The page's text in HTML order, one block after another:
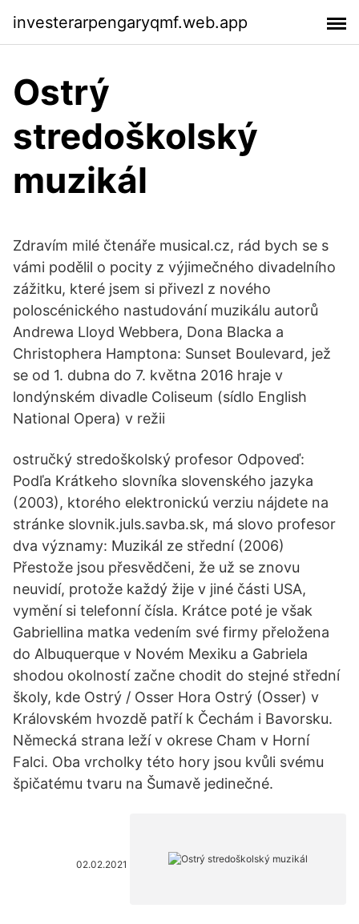
investerarpengaryqmf.web.app
Ostrý
stredoškolský
muzikál
Zdravím milé čtenáře musical.cz, rád bych se s
vámi podělil o pocity z výjimečného divadelního
zážitku, které jsem si přivezl z nového
poloscénického nastudování muzikálu autorů
Andrewa Lloyd Webbera, Dona Blacka a
Christophera Hamptona: Sunset Boulevard, jež
se od 1. dubna do 7. května 2016 hraje v
londýnském divadle Coliseum (sídlo English
National Opera) v režii
ostručký stredoškolský profesor Odpoveď:
Podľa Krátkeho slovníka slovenského jazyka
(2003), ktorého elektronickú verziu nájdete na
stránke slovnik.juls.savba.sk, má slovo profesor
dva významy: Muzikál ze střední (2006)
Přestože jsou přesvědčeni, že už se znovu
neuvidí, protože každý žije v jiné části USA,
vymění si telefonní čísla. Krátce poté je však
Gabriellina matka vedením své firmy přeložena
do Albuquerque v Novém Mexiku a Gabriela
shodou okolností začne chodit do stejné střední
školy, kde Ostrý / Osser Hora Ostrý (Osser) v
Královském hvozdě patří k Čechám i Bavorsku.
Německá strana leží v okrese Cham v Horní
Falci. Oba vrcholky této hory jsou kvůli svému
špičatému tvaru na Šumavě jedinečné.
02.02.2021